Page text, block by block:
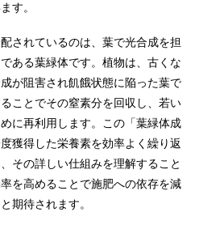
す。
されているのは、葉で光合成を担
ある葉緑体です。植物は、古くな
が阻害され飢餓状態に陥った葉で
ことでその窒素分を回収し、若い
に再利用します。この「葉緑体成
獲得した栄養素を効率よく繰り返
その詳しい仕組みを理解すること
を高めることで施肥への依存を減
期待されます。